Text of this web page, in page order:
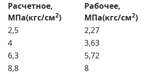
Расчетное,
МПа(кгс/см2)
Рабочее,
МПа(кгс/см2)
2,5 2,27
4 3,63
6,3 5,72
8,8 8